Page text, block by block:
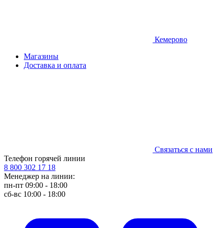
Кемерово
Магазины
Доставка и оплата
Связаться с нами
Телефон горячей линии
8 800 302 17 18
Менеджер на линии:
пн-пт 09:00 - 18:00
сб-вс 10:00 - 18:00